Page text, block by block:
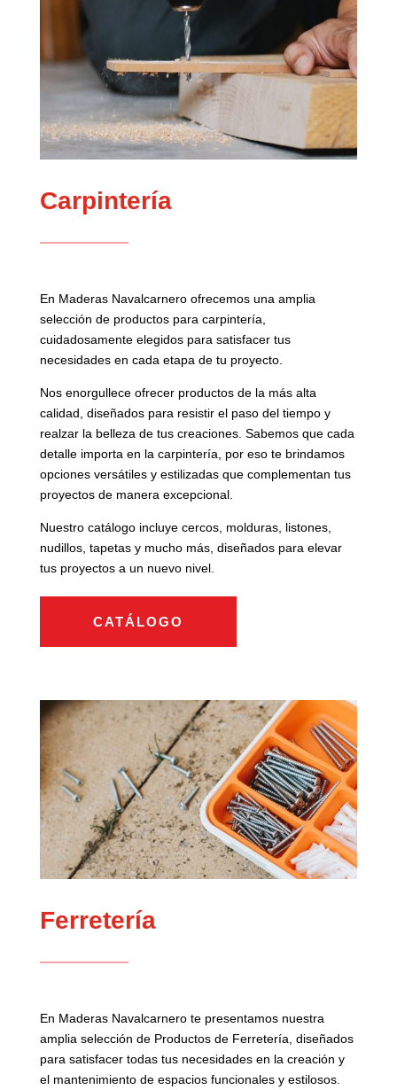
Carpintería
En Maderas Navalcarnero ofrecemos una amplia
selección de productos para carpintería,
cuidadosamente elegidos para satisfacer tus
necesidades en cada etapa de tu proyecto.
Nos enorgullece ofrecer productos de la más alta
calidad, diseñados para resistir el paso del tiempo y
realzar la belleza de tus creaciones. Sabemos que cada
detalle importa en la carpintería, por eso te brindamos
opciones versátiles y estilizadas que complementan tus
proyectos de manera excepcional.
Nuestro catálogo incluye cercos, molduras, listones,
nudillos, tapetas y mucho más, diseñados para elevar
tus proyectos a un nuevo nivel.
CATÁLOGO
Ferretería
En Maderas Navalcarnero te presentamos nuestra
amplia selección de Productos de Ferretería, diseñados
para satisfacer todas tus necesidades en la creación y
el mantenimiento de espacios funcionales y estilosos.